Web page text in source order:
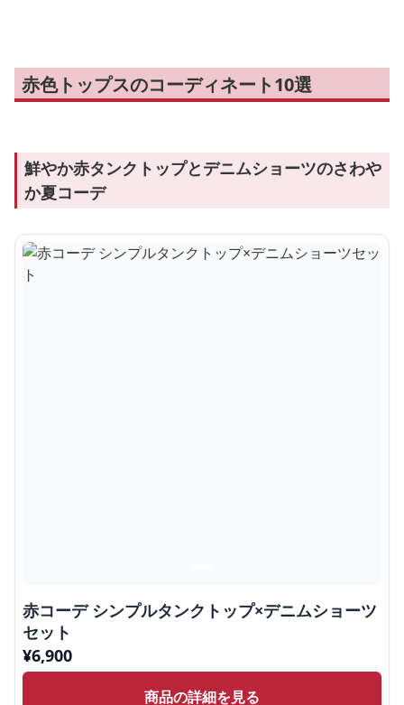
赤色トップスのコーディネート10選
鮮やか赤タンクトップとデニムショーツのさわや
か夏コーデ
赤コーデ シンプルタンクトップ×デニムショーツ
セット
¥6,900
商品の詳細を見る